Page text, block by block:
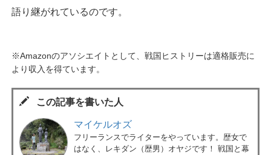
語り継がれているのです。
※Amazonのアソシエイトとして、戦国ヒストリーは適格販売に
より収入を得ています。
この記事を書いた人
マイケルオズ
フリーランスでライターをやっています。歴女で
はなく、レキダン（歴男）オヤジです！ 戦国と幕